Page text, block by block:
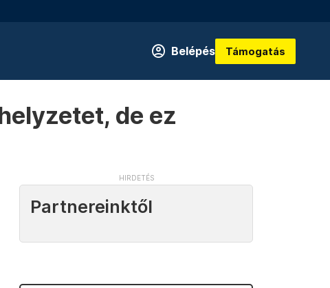
Belépés Támogatás
de ez
Partnereinktől